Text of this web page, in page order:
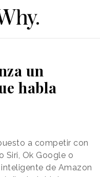
un
habla
a competir con
Siri, Ok Google o
inteligente de Amazon